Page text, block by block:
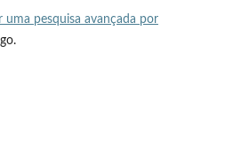
uma pesquisa avançada por